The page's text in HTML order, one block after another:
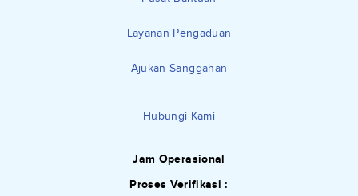
Layanan Pengaduan
Ajukan Sanggahan
Hubungi Kami
Jam Operasional
Proses Verifikasi :